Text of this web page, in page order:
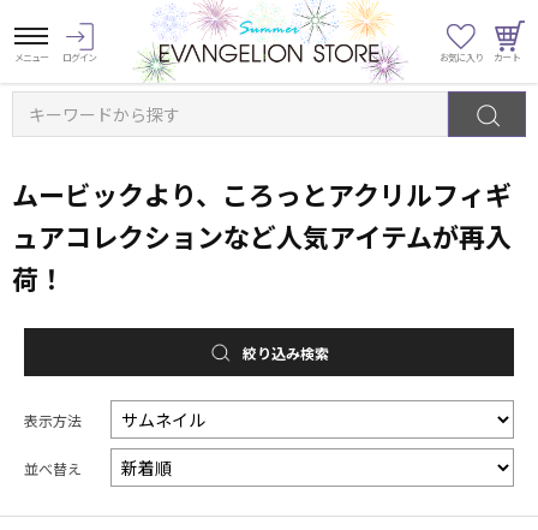
キーワードから探す
ムービックより、ころっとアクリルフィギ
ュアコレクションなど人気アイテムが再入
荷！
絞り込み検索
表示方法
並べ替え